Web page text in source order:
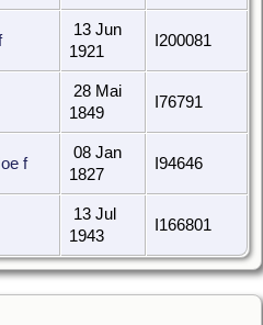
13 Jun
1921
I200081
28 Mai
1849
I76791
f
08 Jan
1827
I94646
13 Jul
1943
I166801